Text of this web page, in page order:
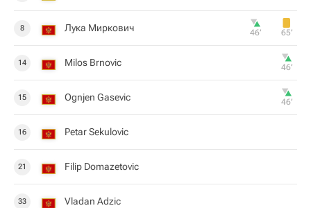
8 Лука Миркович 46‎’‎ 65‎’‎
14 Milos Brnovic 46‎’‎
15 Ognjen Gasevic 46‎’‎
16 Petar Sekulovic
21 Filip Domazetovic
33 Vladan Adzic